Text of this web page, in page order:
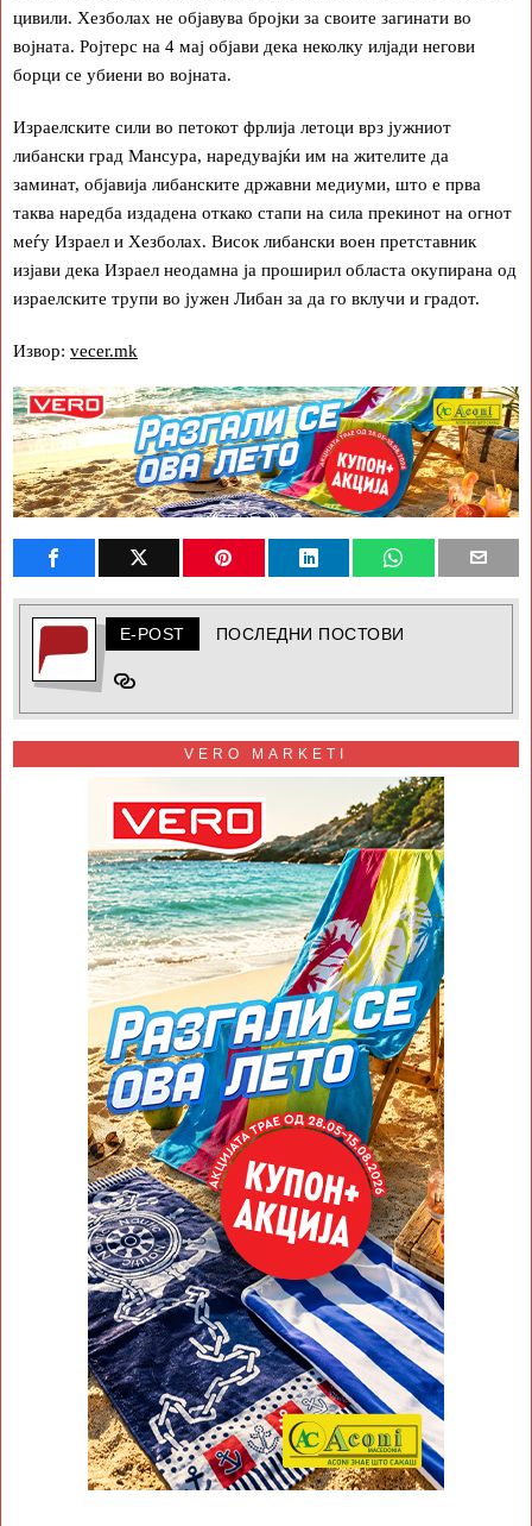
цивили. Хезболах не објавува бројки за своите загинати во
војната. Ројтерс на 4 мај објави дека неколку илјади негови
борци се убиени во војната.
Израелските сили во петокот фрлија летоци врз јужниот
либански град Мансура, наредувајќи им на жителите да
заминат, објавија либанските државни медиуми, што е прва
таква наредба издадена откако стапи на сила прекинот на огнот
меѓу Израел и Хезболах. Висок либански воен претставник
изјави дека Израел неодамна ја проширил областа окупирана од
израелските трупи во јужен Либан за да го вклучи и градот.
Извор: vecer.mk
E-POST ПОСЛЕДНИ ПОСТОВИ
VERO MARKETI